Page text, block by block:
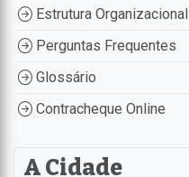
Estrutura Organizacional
Perguntas Frequentes
Glossário
Contracheque Online
A Cidade